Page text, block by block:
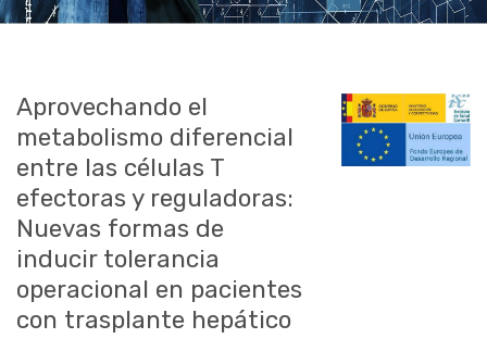
RRHH
ACCESO PERSONAL
Aprovechando el
metabolismo diferencial
entre las células T
efectoras y reguladoras:
Nuevas formas de
inducir tolerancia
operacional en pacientes
con trasplante hepático